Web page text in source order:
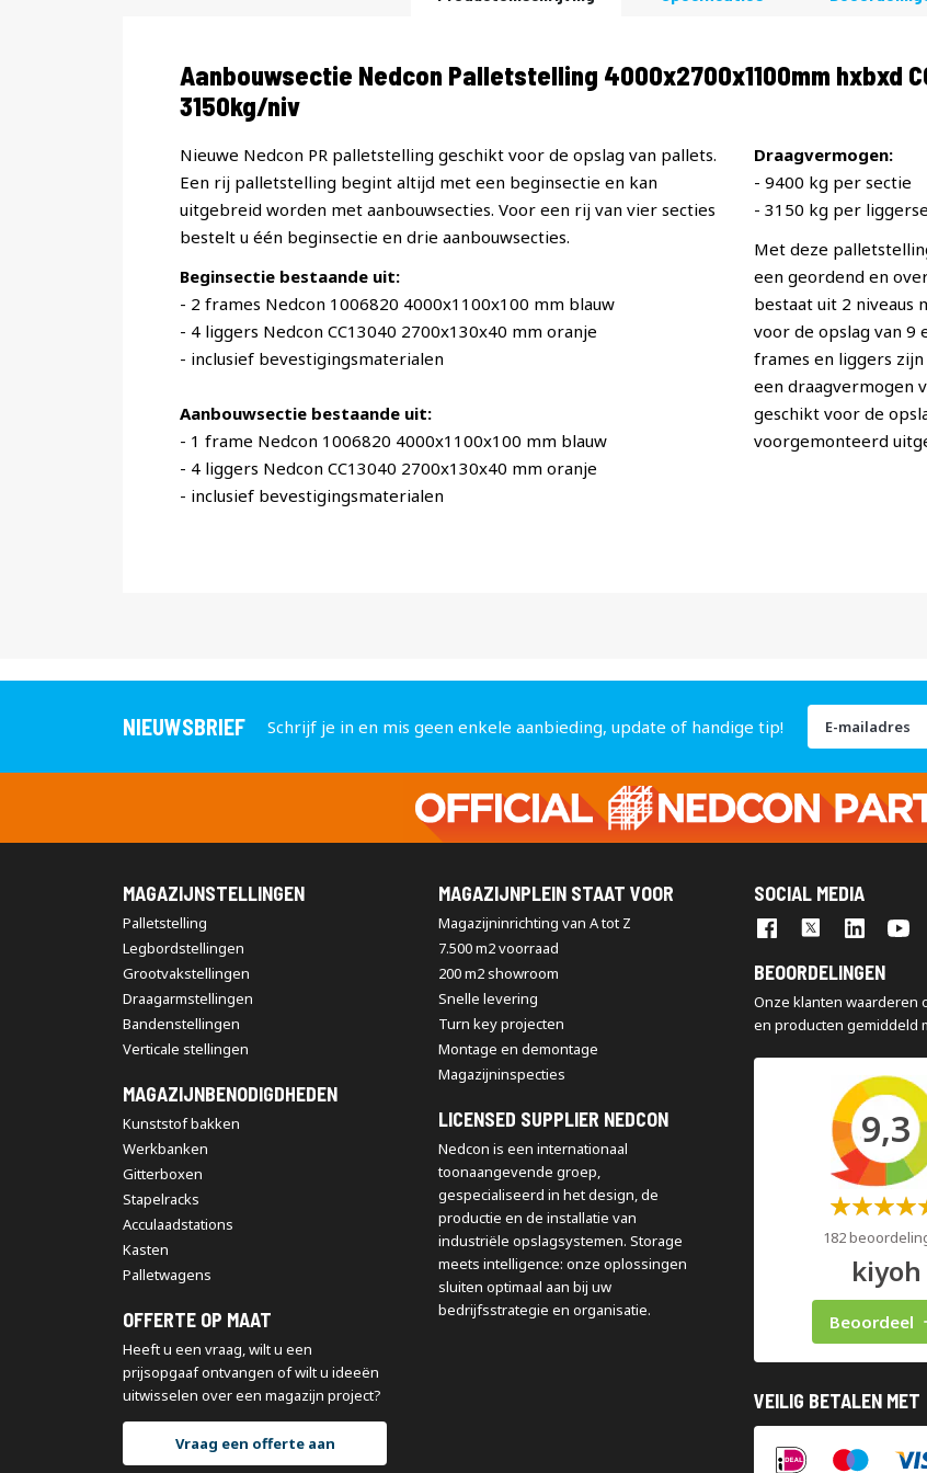
Productomschrijving
Aanbouwsectie Nedcon Palletstelling 4000x2700x1100mm hxbxd
3150kg/niv
Nieuwe Nedcon PR palletstelling geschikt voor de opslag van pallets.
Een rij palletstelling begint altijd met een beginsectie en kan
uitgebreid worden met aanbouwsecties. Voor een rij van vier secties
bestelt u één beginsectie en drie aanbouwsecties.
Beginsectie bestaande uit:
- 2 frames Nedcon 1006820 4000x1100x100 mm blauw
- 4 liggers Nedcon CC13040 2700x130x40 mm oranje
- inclusief bevestigingsmaterialen
Aanbouwsectie bestaande uit:
- 1 frame Nedcon 1006820 4000x1100x100 mm blauw
- 4 liggers Nedcon CC13040 2700x130x40 mm oranje
- inclusief bevestigingsmaterialen
Draagvermogen:
- 9400 kg per sectie
- 3150 kg per
Met deze
een geordend en
bestaat uit 2 niveaus
voor de opslag van 9
frames en liggers
een draagvermogen
geschikt voor de
voorgemonteerd
NIEUWSBRIEF Schrijf je in en mis geen enkele aanbieding, update of handige tip!
Abonneer
op
onze
nieuwsbrief
MAGAZIJNSTELLINGEN
Palletstelling
Legbordstellingen
Grootvakstellingen
Draagarmstellingen
Bandenstellingen
Verticale stellingen
MAGAZIJNBENODIGDHEDEN
Kunststof bakken
Werkbanken
Gitterboxen
Stapelracks
Acculaadstations
Kasten
Palletwagens
OFFERTE OP MAAT
Heeft u een vraag, wilt u een
prijsopgaaf ontvangen of wilt u ideeën
uitwisselen over een magazijn project?
Vraag een offerte aan
MAGAZIJNPLEIN STAAT VOOR
Magazijninrichting van A tot Z
7.500 m2 voorraad
200 m2 showroom
Snelle levering
Turn key projecten
Montage en demontage
Magazijninspecties
LICENSED SUPPLIER NEDCON
Nedcon is een internationaal
toonaangevende groep,
gespecialiseerd in het design, de
productie en de installatie van
industriële opslagsystemen. Storage
meets intelligence: onze oplossingen
sluiten optimaal aan bij uw
bedrijfsstrategie en organisatie.
SOCIAL MEDIA
BEOORDELINGEN
Onze klanten waarderen
en producten gemiddeld
9,3
Waardering:
182
kiyoh
Beoordeel
VEILIG BETALEN MET